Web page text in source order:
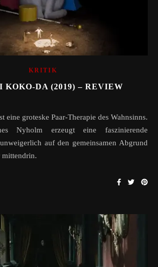
KRITIK
KOKO-DA (2019) – REVIEW
Nyholm erzeugt eine faszinierende
auf den gemeinsamen Abgrund
mittendrin.